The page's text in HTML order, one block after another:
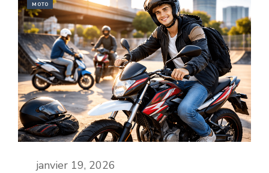
MOTO
janvier 19, 2026